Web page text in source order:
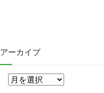
アーカイブ
ア